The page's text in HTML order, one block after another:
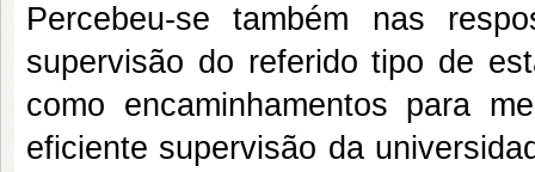
Percebeu-se também nas
supervisão do referido tipo de
como encaminhamentos para
eficiente supervisão da